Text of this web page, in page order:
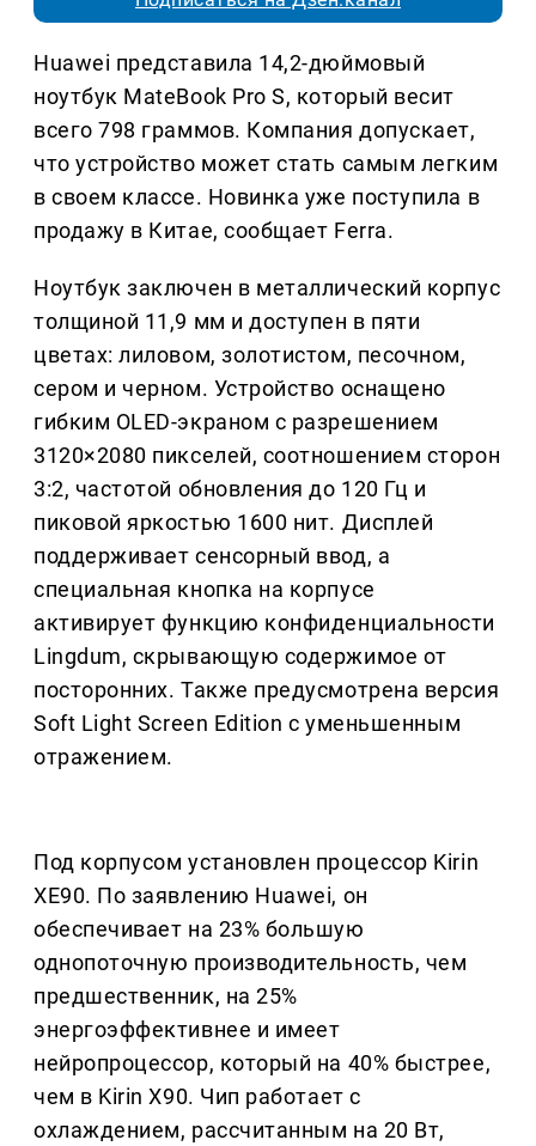
Huawei представила 14,2-дюймовый
ноутбук MateBook Pro S, который весит
всего 798 граммов. Компания допускает,
что устройство может стать самым легким
в своем классе. Новинка уже поступила в
продажу в Китае, сообщает Ferra.
Ноутбук заключен в металлический корпус
толщиной 11,9 мм и доступен в пяти
цветах: лиловом, золотистом, песочном,
сером и черном. Устройство оснащено
гибким OLED-экраном с разрешением
3120×2080 пикселей, соотношением сторон
3:2, частотой обновления до 120 Гц и
пиковой яркостью 1600 нит. Дисплей
поддерживает сенсорный ввод, а
специальная кнопка на корпусе
активирует функцию конфиденциальности
Lingdum, скрывающую содержимое от
посторонних. Также предусмотрена версия
Soft Light Screen Edition с уменьшенным
отражением.
Под корпусом установлен процессор Kirin
XE90. По заявлению Huawei, он
обеспечивает на 23% большую
однопоточную производительность, чем
предшественник, на 25%
энергоэффективнее и имеет
нейропроцессор, который на 40% быстрее,
чем в Kirin X90. Чип работает с
охлаждением, рассчитанным на 20 Вт,